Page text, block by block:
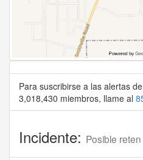
Para suscribirse a las alertas
3,018,430 miembros, llame al
Incidente: Posible reten